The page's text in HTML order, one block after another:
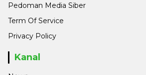
Pedoman Media Siber
Term Of Service
Privacy Policy
Kanal